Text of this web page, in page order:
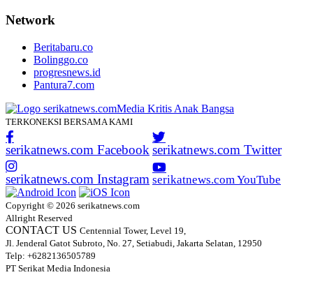
Network
Beritabaru.co
Bolinggo.co
progresnews.id
Pantura7.com
TERKONEKSI BERSAMA KAMI
serikatnews.com Facebook serikatnews.com Twitter
serikatnews.com Instagram serikatnews.com YouTube
Copyright © 2026 serikatnews.com
Allright Reserved
CONTACT US Centennial Tower, Level 19,
Jl. Jenderal Gatot Subroto, No. 27, Setiabudi, Jakarta Selatan, 12950
Telp: +6282136505789
PT Serikat Media Indonesia